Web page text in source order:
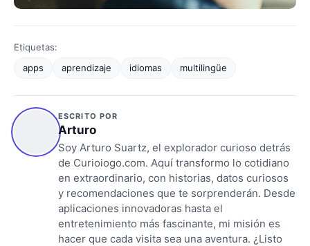
Etiquetas:
apps
aprendizaje idiomas multilingüe
ESCRITO POR
Arturo
Soy Arturo Suartz, el explorador curioso detrás
de Curioiogo.com. Aquí transformo lo cotidiano
en extraordinario, con historias, datos curiosos
y recomendaciones que te sorprenderán. Desde
aplicaciones innovadoras hasta el
entretenimiento más fascinante, mi misión es
hacer que cada visita sea una aventura. ¿Listo